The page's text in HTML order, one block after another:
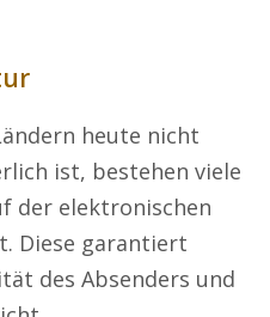
heute nicht
ist, bestehen viele
der elektronischen
Diese garantiert
des Absenders und